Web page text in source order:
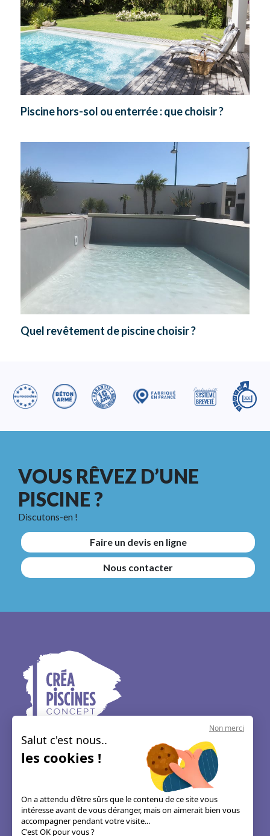
Piscine hors-sol ou enterrée : que choisir ?
Quel revêtement de piscine choisir ?
VOUS RÊVEZ D’UNE
PISCINE ?
Discutons-en !
Faire un devis en ligne
Nous contacter
CREA PISCINES CONCEPT
39 RUE DES GRANGES GALAND
Non merci
Salut c'est nous..
les cookies !
On a attendu d'être sûrs que le contenu de ce site vous
intéresse avant de vous déranger, mais on aimerait bien vous
accompagner pendant votre visite...
C'est OK pour vous ?